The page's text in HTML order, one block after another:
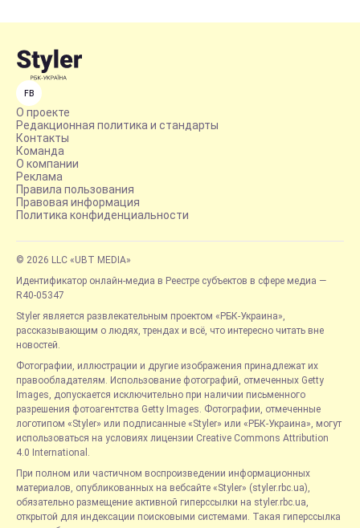
FB
О проекте
Редакционная политика и стандарты
Контакты
Команда
О компании
Реклама
Правила пользования
Правовая информация
Политика конфиденциальности
© 2026 LLC «UBT MEDIA»
Идентификатор онлайн-медиа в Реестре субъектов в сфере медиа —
R40-05347
Styler является развлекательным проектом «РБК-Украина»,
рассказывающим о людях, трендах и всё, что интересно читать вне
новостей.
Фотографии, иллюстрации и другие изображения принадлежат их
правообладателям. Использование фотографий, отмеченных Getty
Images, допускается исключительно при наличии письменного
разрешения фотоагентства Getty Images. Фотографии, отмеченные
логотипом «Styler» или подписанные «Styler» или «РБК-Украина», могут
использоваться на условиях лицензии Creative Commons Attribution
4.0 International.
При полном или частичном воспроизведении информационных
материалов, опубликованных на вебсайте «Styler» (styler.rbc.ua),
обязательно размещение активной гиперссылки на styler.rbc.ua,
открытой для индексации поисковыми системами. Такая гиперссылка